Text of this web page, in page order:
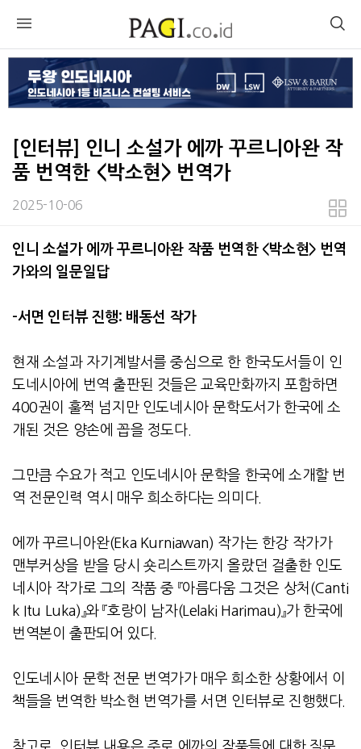
[인터뷰] 인니 소설가 에까 꾸르니아완 작
품 번역한 <박소현> 번역가
2025-10-06
본문
인니 소설가 에까 꾸르니아완 작품 번역한 <박소현> 번역
가와의 일문일답
-서면 인터뷰 진행: 배동선 작가
현재 소설과 자기계발서를 중심으로 한 한국도서들이 인
도네시아에 번역 출판된 것들은 교육만화까지 포함하면
400권이 훌쩍 넘지만 인도네시아 문학도서가 한국에 소
개된 것은 양손에 꼽을 정도다.
그만큼 수요가 적고 인도네시아 문학을 한국에 소개할 번
역 전문인력 역시 매우 희소하다는 의미다.
에까 꾸르니아완(Eka Kurniawan) 작가는 한강 작가가
맨부커상을 받을 당시 숏리스트까지 올랐던 걸출한 인도
네시아 작가로 그의 작품 중 『아름다움 그것은 상처 (Canti
k Itu Luka) 』와 『호랑이 남자(Lelaki Harimau) 』가 한국에
번역본이 출판되어 있다.
인도네시아 문학 전문 번역가가 매우 희소한 상황에서 이
책들을 번역한 박소현 번역가를 서면 인터뷰로 진행했다.